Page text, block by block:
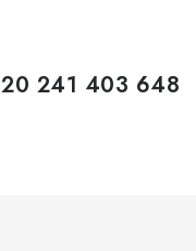
241 403 648